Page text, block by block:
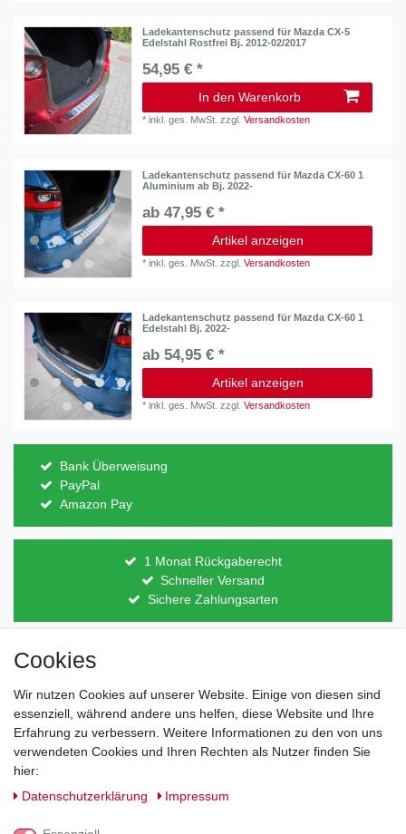
Ladekantenschutz passend für Mazda CX-5
Edelstahl Rostfrei Bj. 2012-02/2017
54,95 € *
In den Warenkorb
*inkl. ges. MwSt. zzgl.Versandkosten
Ladekantenschutz passend für Mazda CX-60 1
Aluminium ab Bj. 2022-
ab 47,95 € *
Artikel anzeigen
*inkl. ges. MwSt. zzgl.Versandkosten
Ladekantenschutz passend für Mazda CX-60 1
Edelstahl Bj. 2022-
ab 54,95 € *
Artikel anzeigen
*inkl. ges. MwSt. zzgl.Versandkosten
Bank Überweisung
PayPal
Amazon Pay
1 Monat Rückgaberecht
Schneller Versand
Sichere Zahlungsarten
Direkt vom Hersteller
Lagerware
Barrierefreiheitserklärung
Cookies
Wir nutzen Cookies auf unserer Website. Einige von diesen sind
essenziell, während andere uns helfen, diese Website und Ihre
Erfahrung zu verbessern. Weitere Informationen zu den von uns
verwendeten Cookies und Ihren Rechten als Nutzer finden Sie
hier:
Daten­schutz­erklärung
Impressum